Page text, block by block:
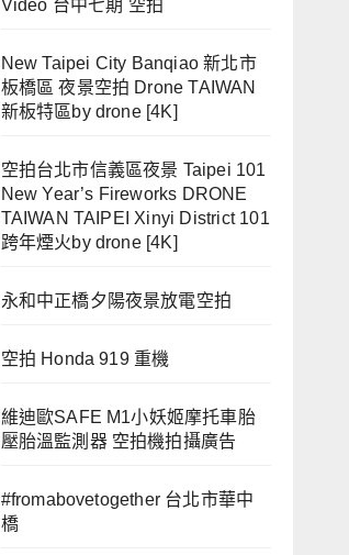
Video 台中七期 空拍
New Taipei City Banqiao 新北市
板橋區 夜景空拍 Drone TAIWAN
新板特區by drone [4K]
空拍台北市信義區夜景 Taipei 101
New Year’s Fireworks DRONE
TAIWAN TAIPEI Xinyi District 101
跨年煙火by drone [4K]
永和中正橋夕陽夜景放電空拍
空拍 Honda 919 重機
維迪歐SAFE M1小妖姬摩托車胎
壓胎溫監測器 空拍機拍攝廣告
#fromabovetogether 台北市華中
橋